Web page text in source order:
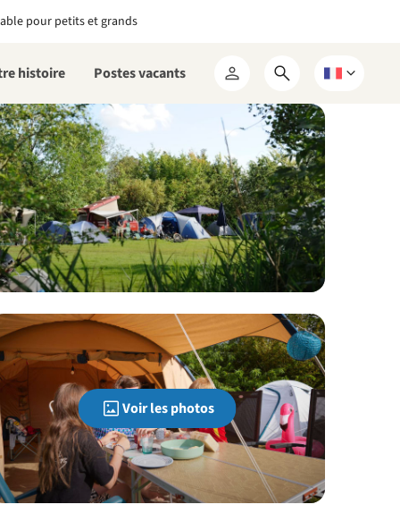
pour petits et grands
histoire Postes vacants
Mon
RCN
Ouvrir
le
formulaire
de
recherche
Choisissez
langue
Voir les photos